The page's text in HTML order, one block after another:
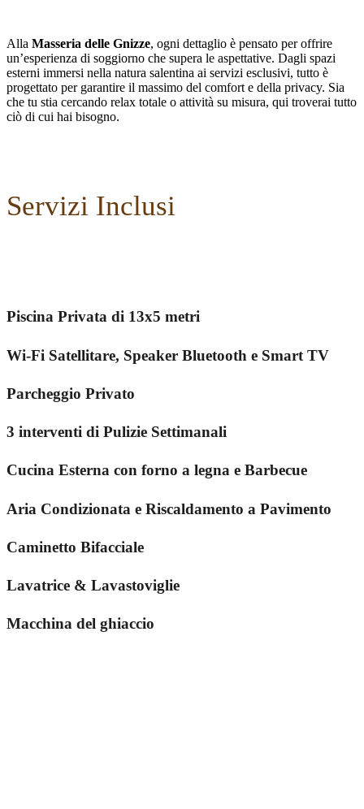
Alla Masseria delle Gnizze, ogni dettaglio è pensato per offrire
un’esperienza di soggiorno che supera le aspettative. Dagli spazi
esterni immersi nella natura salentina ai servizi esclusivi, tutto è
progettato per garantire il massimo del comfort e della privacy. Sia
che tu stia cercando relax totale o attività su misura, qui troverai tutto
ciò di cui hai bisogno.
Servizi Inclusi
Piscina Privata di 13x5 metri
Wi-Fi Satellitare, Speaker Bluetooth e Smart TV
Parcheggio Privato
3 interventi di Pulizie Settimanali
Cucina Esterna con forno a legna e Barbecue
Aria Condizionata e Riscaldamento a Pavimento
Caminetto Bifacciale
Lavatrice & Lavastoviglie
Macchina del ghiaccio